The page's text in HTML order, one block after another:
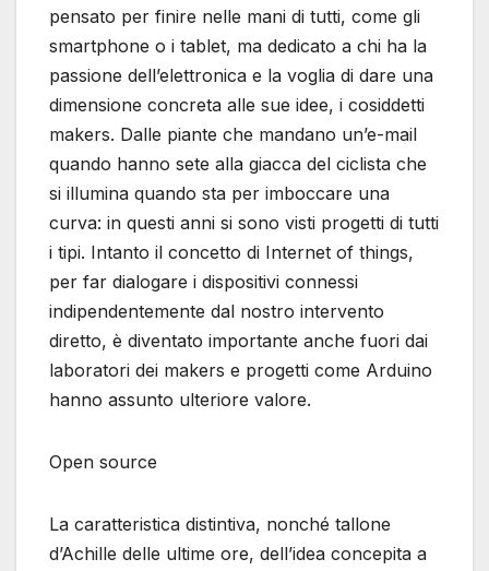
pensato per finire nelle mani di tutti, come gli
smartphone o i tablet, ma dedicato a chi ha la
passione dell’elettronica e la voglia di dare una
dimensione concreta alle sue idee, i cosiddetti
makers. Dalle piante che mandano un’e-mail
quando hanno sete alla giacca del ciclista che
si illumina quando sta per imboccare una
curva: in questi anni si sono visti progetti di tutti
i tipi. Intanto il concetto di Internet of things,
per far dialogare i dispositivi connessi
indipendentemente dal nostro intervento
diretto, è diventato importante anche fuori dai
laboratori dei makers e progetti come Arduino
hanno assunto ulteriore valore.
Open source
La caratteristica distintiva, nonché tallone
d’Achille delle ultime ore, dell’idea concepita a